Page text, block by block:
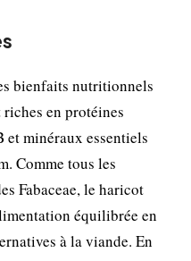
bienfaits nutritionnels
en protéines
et minéraux essentiels
Comme tous les
Fabaceae, le haricot
équilibrée en
à la viande. En